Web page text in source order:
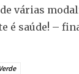
várias
é saúde! –